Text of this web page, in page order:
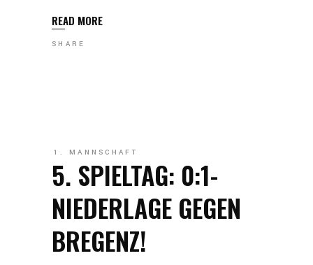
READ MORE
SHARE
1. MANNSCHAFT
5. SPIELTAG: 0:1-
NIEDERLAGE GEGEN
BREGENZ!